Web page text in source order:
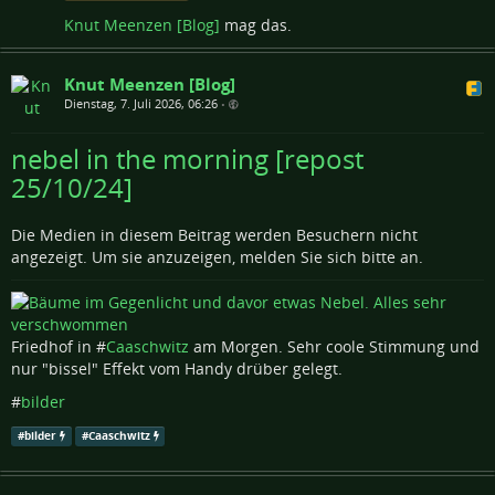
Knut Meenzen [Blog] mag das.
Knut Meenzen [Blog]
Dienstag, 7. Juli 2026, 06:26 •
nebel in the morning [repost
25/10/24]
Die Medien in diesem Beitrag werden Besuchern nicht
angezeigt. Um sie anzuzeigen, melden Sie sich bitte an.
Friedhof in #Caaschwitz am Morgen. Sehr coole Stimmung und
nur "bissel" Effekt vom Handy drüber gelegt.
#bilder
#bilder #Caaschwitz